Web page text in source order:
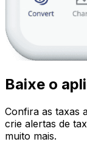
Baixe o
Confira as taxas
crie alertas de
muito mais.